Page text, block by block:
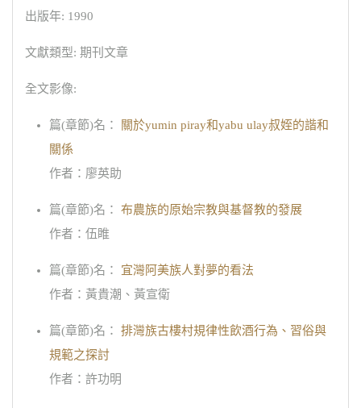
出版年: 1990
文獻類型: 期刊文章
全文影像:
篇(章節)名：
關於yumin piray和yabu ulay叔姪的諧和
關係
作者：廖英助
篇(章節)名：
布農族的原始宗教與基督教的發展
作者：伍睢
篇(章節)名：
宜灣阿美族人對夢的看法
作者：黃貴潮、黃宣衛
篇(章節)名：
排灣族古樓村規律性飲酒行為、習俗與
規範之探討
作者：許功明